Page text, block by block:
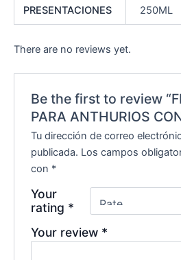
PRESENTACIONES 250ML
There are no reviews yet.
Be the first to review
PARA ANTHURIOS
Tu dirección de correo
publicada. Los campos
con *
Your
rating *
Your review *